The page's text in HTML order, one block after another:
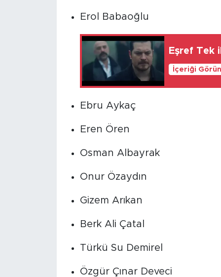
Erol Babaoğlu
Eşref Tek
İçeriği
Ebru Aykaç
Eren Ören
Osman Albayrak
Onur Özaydın
Gizem Arıkan
Berk Ali Çatal
Türkü Su Demirel
Özgür Çınar Deveci